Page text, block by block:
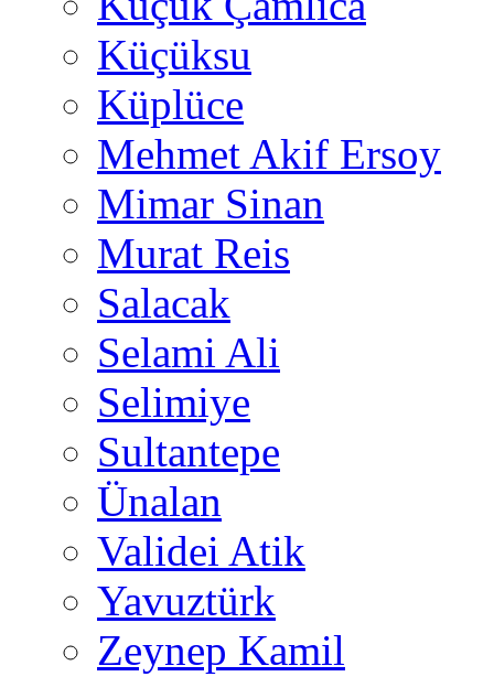
Küçüksu
Küplüce
Mehmet Akif Ersoy
Mimar Sinan
Murat Reis
Salacak
Selami Ali
Selimiye
Sultantepe
Ünalan
Validei Atik
Yavuztürk
Zeynep Kamil